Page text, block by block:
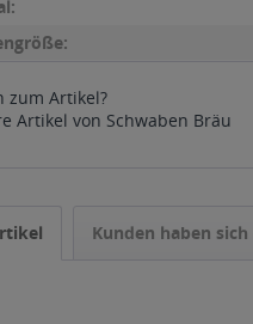
zum Artikel?
Artikel von Schwaben Bräu
Kunden haben